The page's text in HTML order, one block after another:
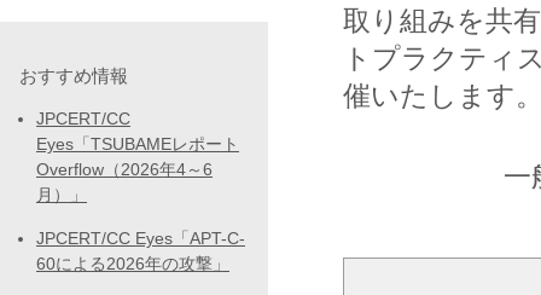
取り組みを共
トプラクティ
催いたします
一
おすすめ情報
JPCERT/CC
Eyes「TSUBAMEレポート
Overflow（2026年4～6
月）」
JPCERT/CC Eyes「APT-C-
60による2026年の攻撃」